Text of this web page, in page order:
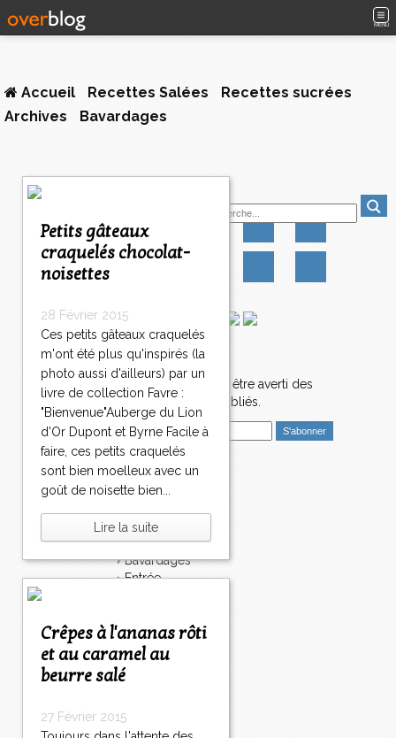
MENU
Accueil Recettes Salées
Recettes sucrées
Archives
Bavardages
Petits gâteaux
craquelés chocolat-
noisettes
28 Février 2015
Ces petits gâteaux craquelés
m'ont été plus qu'inspirés (la
photo aussi d'ailleurs) par un
livre de collection Favre :
"Bienvenue"Auberge du Lion
d'Or Dupont et Byrne Facile à
faire, ces petits craquelés
sont bien moelleux avec un
goût de noisette bien...
Lire la suite
Crêpes à l'ananas rôti
et au caramel au
beurre salé
27 Février 2015
Newsletter
Abonnez-vous pour être averti des
nouveaux articles publiés.
E
m
i
l
Dessert
Plat
Bavardages
Entrée
Apéritif
Fromage
Italie
Viande
Épices
2